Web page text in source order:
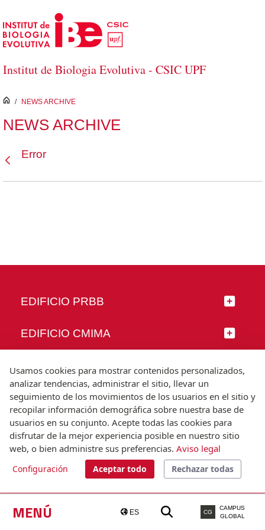
Saltar al contenido principal
Institut de Biologia Evolutiva - CSIC UPF
MENÚ ES CG
CAMPUS
GLOBAL
inici
/ NEWS ARCHIVE
NEWS ARCHIVE
Error
EDIFICIO PRBB
EDIFICIO CMIMA
SÍGUENOS
© Universitat Pompeu Fabra
Barcelona
T.(+34) 93 542 20 00
Usamos cookies para mostrar contenidos personalizados,
analizar tendencias, administrar el sitio, llevar un
seguimiento de los movimientos de los usuarios en el sitio y
recopilar información demográfica sobre nuestra base de
usuarios en su conjunto. Acepte todas las cookies para
disfrutar de la mejor experiencia posible en nuestro sitio
web, o bien administre sus preferencias. Aviso legal
Configuración Aceptar todo Rechazar todas